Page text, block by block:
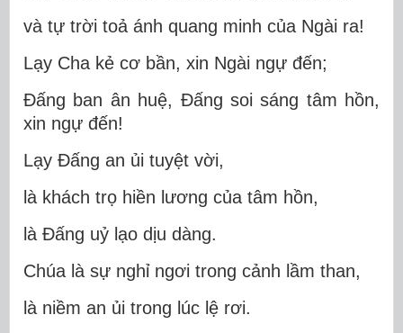
và tự trời toả ánh quang minh của Ngài ra!
Lạy Cha kẻ cơ bần, xin Ngài ngự đến;
Ðấng ban ân huệ, Ðấng soi sáng tâm hồn,
xin ngự đến!
Lạy Ðấng an ủi tuyệt vời,
là khách trọ hiền lương của tâm hồn,
là Ðấng uỷ lạo dịu dàng.
Chúa là sự nghỉ ngơi trong cảnh lầm than,
là niềm an ủi trong lúc lệ rơi.